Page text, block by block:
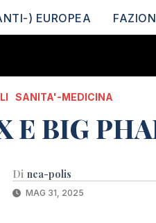
) EUROPEA
SANITA'-MEDICINA
E BIG
Di nea-polis
MAG 31, 2025